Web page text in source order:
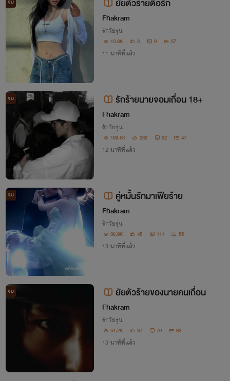
จบ ยัยตัวร้ายตื้อรัก
Fhakram
รักวัยรุ่น
10.8K 3 9 57
11 นาทีที่แล้ว
จบ รักร้ายนายจอมเถื่อน 18+
Fhakram
รักวัยรุ่น
199.5K 283 92 47
12 นาทีที่แล้ว
จบ คู่หมั้นรักมาเฟียร้าย
Fhakram
รักวัยรุ่น
36.9K 45 111 55
13 นาทีที่แล้ว
จบ ยัยตัวร้ายของนายคนเถื่อน
Fhakram
รักวัยรุ่น
51.2K 87 70 63
13 นาทีที่แล้ว